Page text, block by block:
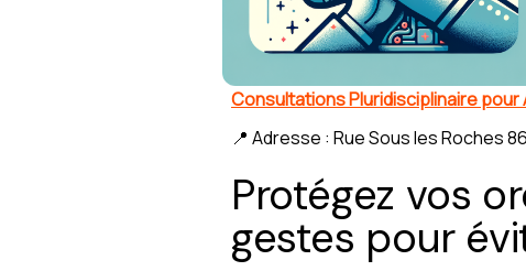
Consultations Pluridisciplinaire
📍 Adresse : Rue Sous les Roches
Protégez vos
gestes pour